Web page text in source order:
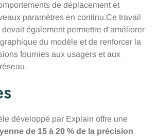
de déplacement et
paramètres en continu.Ce travail
également permettre d’améliorer
du modèle et de renforcer la
fournies aux usagers et aux
développé par Explain offre une
de 15 à 20 % de la précision